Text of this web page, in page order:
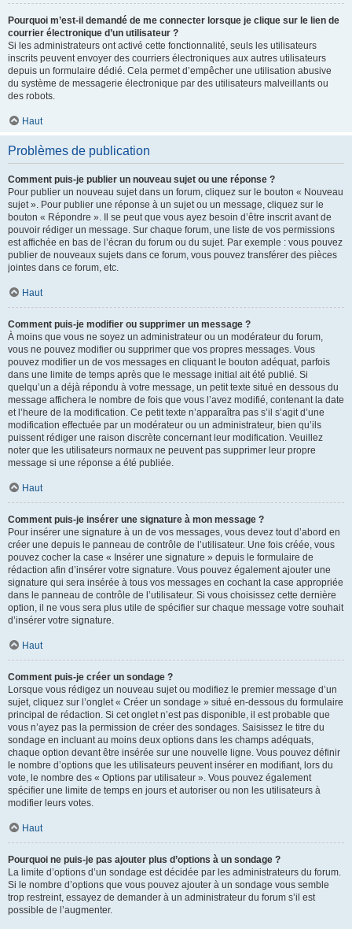
Pourquoi m’est-il demandé de me connecter lorsque je clique sur le lien de
courrier électronique d’un utilisateur ?
Si les administrateurs ont activé cette fonctionnalité, seuls les utilisateurs
inscrits peuvent envoyer des courriers électroniques aux autres utilisateurs
depuis un formulaire dédié. Cela permet d’empêcher une utilisation abusive
du système de messagerie électronique par des utilisateurs malveillants ou
des robots.
Haut
Problèmes de publication
Comment puis-je publier un nouveau sujet ou une réponse ?
Pour publier un nouveau sujet dans un forum, cliquez sur le bouton « Nouveau
sujet ». Pour publier une réponse à un sujet ou un message, cliquez sur le
bouton « Répondre ». Il se peut que vous ayez besoin d’être inscrit avant de
pouvoir rédiger un message. Sur chaque forum, une liste de vos permissions
est affichée en bas de l’écran du forum ou du sujet. Par exemple : vous pouvez
publier de nouveaux sujets dans ce forum, vous pouvez transférer des pièces
jointes dans ce forum, etc.
Haut
Comment puis-je modifier ou supprimer un message ?
À moins que vous ne soyez un administrateur ou un modérateur du forum,
vous ne pouvez modifier ou supprimer que vos propres messages. Vous
pouvez modifier un de vos messages en cliquant le bouton adéquat, parfois
dans une limite de temps après que le message initial ait été publié. Si
quelqu’un a déjà répondu à votre message, un petit texte situé en dessous du
message affichera le nombre de fois que vous l’avez modifié, contenant la date
et l’heure de la modification. Ce petit texte n’apparaîtra pas s’il s’agit d’une
modification effectuée par un modérateur ou un administrateur, bien qu’ils
puissent rédiger une raison discrète concernant leur modification. Veuillez
noter que les utilisateurs normaux ne peuvent pas supprimer leur propre
message si une réponse a été publiée.
Haut
Comment puis-je insérer une signature à mon message ?
Pour insérer une signature à un de vos messages, vous devez tout d’abord en
créer une depuis le panneau de contrôle de l’utilisateur. Une fois créée, vous
pouvez cocher la case « Insérer une signature » depuis le formulaire de
rédaction afin d’insérer votre signature. Vous pouvez également ajouter une
signature qui sera insérée à tous vos messages en cochant la case appropriée
dans le panneau de contrôle de l’utilisateur. Si vous choisissez cette dernière
option, il ne vous sera plus utile de spécifier sur chaque message votre souhait
d’insérer votre signature.
Haut
Comment puis-je créer un sondage ?
Lorsque vous rédigez un nouveau sujet ou modifiez le premier message d’un
sujet, cliquez sur l’onglet « Créer un sondage » situé en-dessous du formulaire
principal de rédaction. Si cet onglet n’est pas disponible, il est probable que
vous n’ayez pas la permission de créer des sondages. Saisissez le titre du
sondage en incluant au moins deux options dans les champs adéquats,
chaque option devant être insérée sur une nouvelle ligne. Vous pouvez définir
le nombre d’options que les utilisateurs peuvent insérer en modifiant, lors du
vote, le nombre des « Options par utilisateur ». Vous pouvez également
spécifier une limite de temps en jours et autoriser ou non les utilisateurs à
modifier leurs votes.
Haut
Pourquoi ne puis-je pas ajouter plus d’options à un sondage ?
La limite d’options d’un sondage est décidée par les administrateurs du forum.
Si le nombre d’options que vous pouvez ajouter à un sondage vous semble
trop restreint, essayez de demander à un administrateur du forum s’il est
possible de l’augmenter.